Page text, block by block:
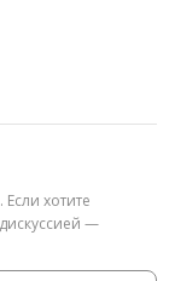
хотите
—